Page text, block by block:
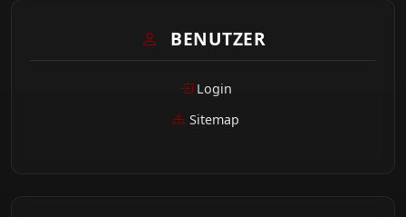
BENUTZER
Login
Sitemap